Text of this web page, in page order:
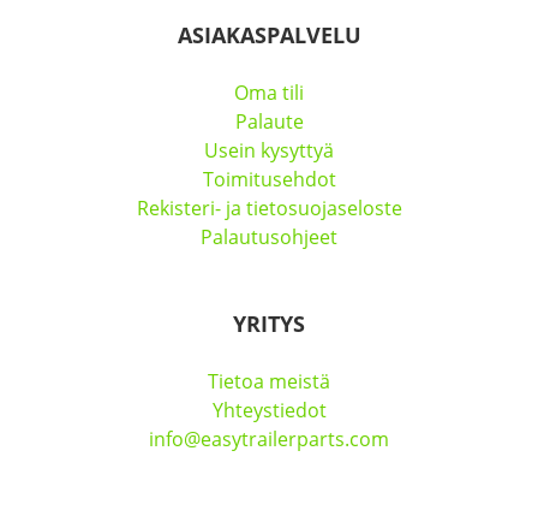
ASIAKASPALVELU
Oma tili
Palaute
Usein kysyttyä
Toimitusehdot
Rekisteri- ja tietosuojaseloste
Palautusohjeet
YRITYS
Tietoa meistä
Yhteystiedot
info@easytrailerparts.com